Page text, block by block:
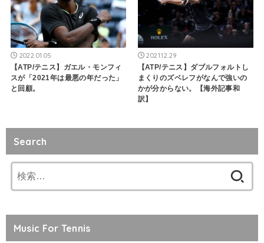
2022.01.05
【ATP/テニス】ガエル・モンフィ
スが「2021年は最悪の年だった」
と回顧。
2021.12.29
【ATP/テニス】ダブルフォルトし
まくりのズベレフがなんで強いの
かが分からない。【海外記事和
訳】
Search
索:
Music For Tennis